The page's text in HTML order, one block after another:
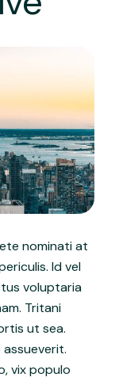
nominati at
Id vel
voluptaria
Tritani
ut sea.
vix populo